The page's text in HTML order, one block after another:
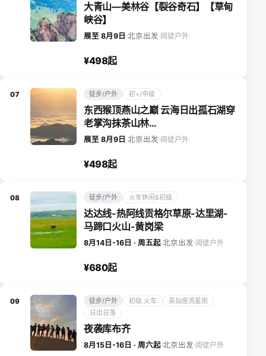
大青山—美林谷【裂谷奇石】【草甸
峡谷】
展至 8月9日 ·北京出发·阅徒户外
¥498起
07 徒步/户外 初+/中级
东西猴顶燕山之巅 云海日出孤石湖穿
老掌沟抹茶山林…
展至 8月9日 ·北京出发·阅徒户外
¥498起
08 徒步/户外 火车休闲&初级
达达线-热阿线贡格尔草原-达里湖-
马蹄口火山-黄岗梁
8月14日-16日 · 周五起·北京出发·阅徒户外
¥680起
09 徒步/户外 初级.火车
英仙座流星雨
日出日落
夜袭库布齐
8月15日-16日 · 周六起·北京出发·阅徒户外